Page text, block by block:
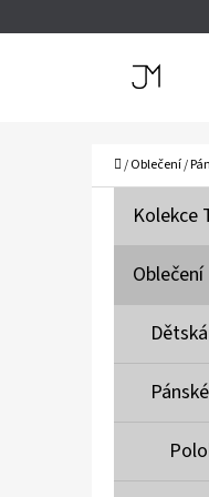
Domů
/Oblečení/
Přeskočit
K Kolekce
Oblečení
Dětská
Pánské